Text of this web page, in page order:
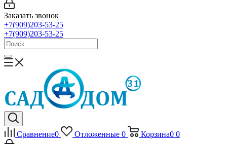
Заказать звонок
+7(909)203-53-25
+7(909)203-53-25
Сравнение0 Отложенные 0 Корзина0 0